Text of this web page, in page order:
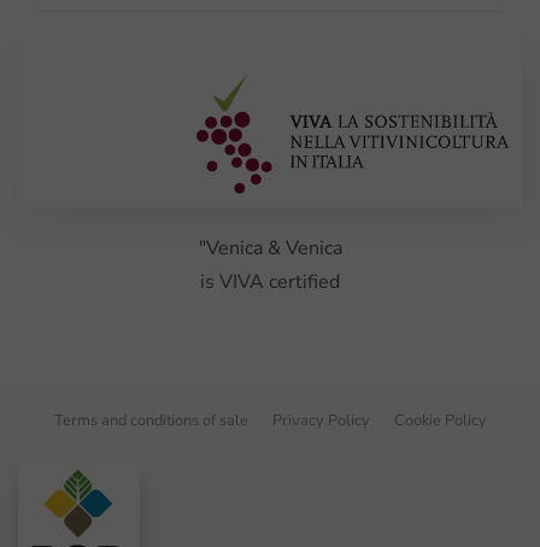
"Venica & Venica
is VIVA certified
Terms and conditions of sale Privacy Policy Cookie Policy